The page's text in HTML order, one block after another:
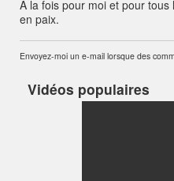
A la fois pour moi et pour
en paix.
Envoyez-moi un e-mail lorsque des
Vidéos populaires